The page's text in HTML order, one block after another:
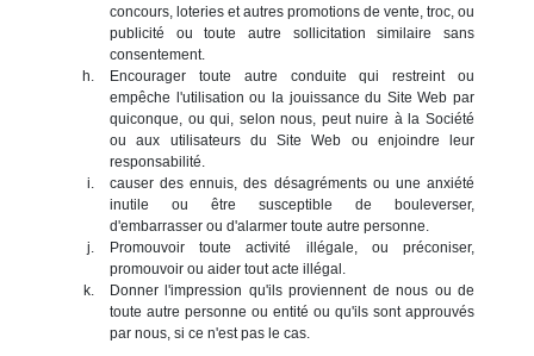
concours, loteries et autres promotions de vente, troc, ou
publicité ou toute autre sollicitation similaire sans
consentement.
Encourager toute autre conduite qui restreint ou
empêche l'utilisation ou la jouissance du Site Web par
quiconque, ou qui, selon nous, peut nuire à la Société
ou aux utilisateurs du Site Web ou enjoindre leur
responsabilité.
causer des ennuis, des désagréments ou une anxiété
inutile ou être susceptible de bouleverser,
d'embarrasser ou d'alarmer toute autre personne.
Promouvoir toute activité illégale, ou préconiser,
promouvoir ou aider tout acte illégal.
Donner l'impression qu'ils proviennent de nous ou de
toute autre personne ou entité ou qu'ils sont approuvés
par nous, si ce n'est pas le cas.